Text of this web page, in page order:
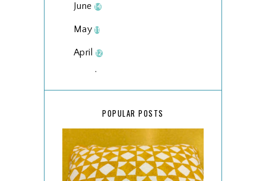
June 14
May11
April 12
March
2025134
December15
POPULAR POSTS